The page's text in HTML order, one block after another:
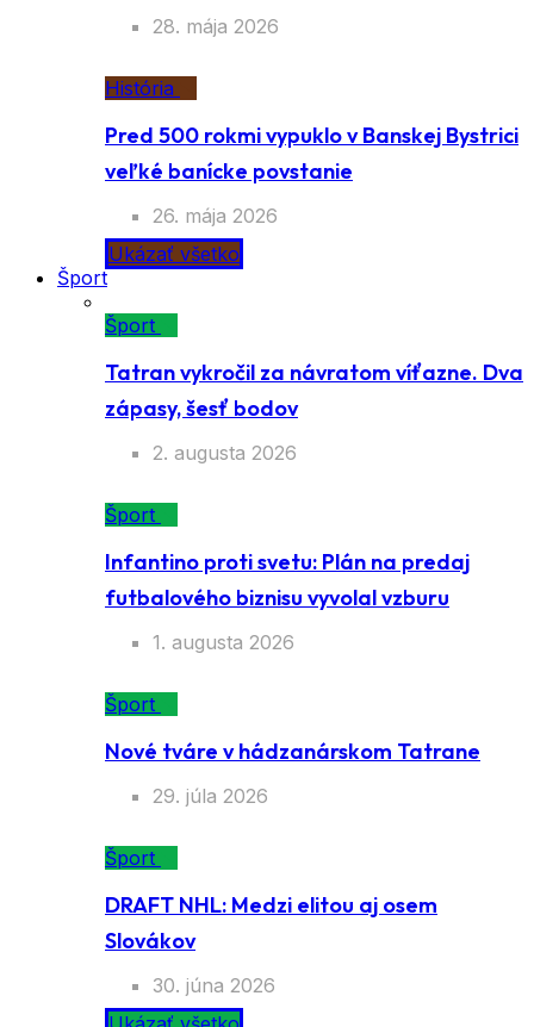
28. mája 2026
História
Pred 500 rokmi vypuklo v Banskej Bystrici
veľké banícke povstanie
26. mája 2026
Ukázať všetko
Šport
Šport
Tatran vykročil za návratom víťazne. Dva
zápasy, šesť bodov
2. augusta 2026
Šport
Infantino proti svetu: Plán na predaj
futbalového biznisu vyvolal vzburu
1. augusta 2026
Šport
Nové tváre v hádzanárskom Tatrane
29. júla 2026
Šport
DRAFT NHL: Medzi elitou aj osem
Slovákov
30. júna 2026